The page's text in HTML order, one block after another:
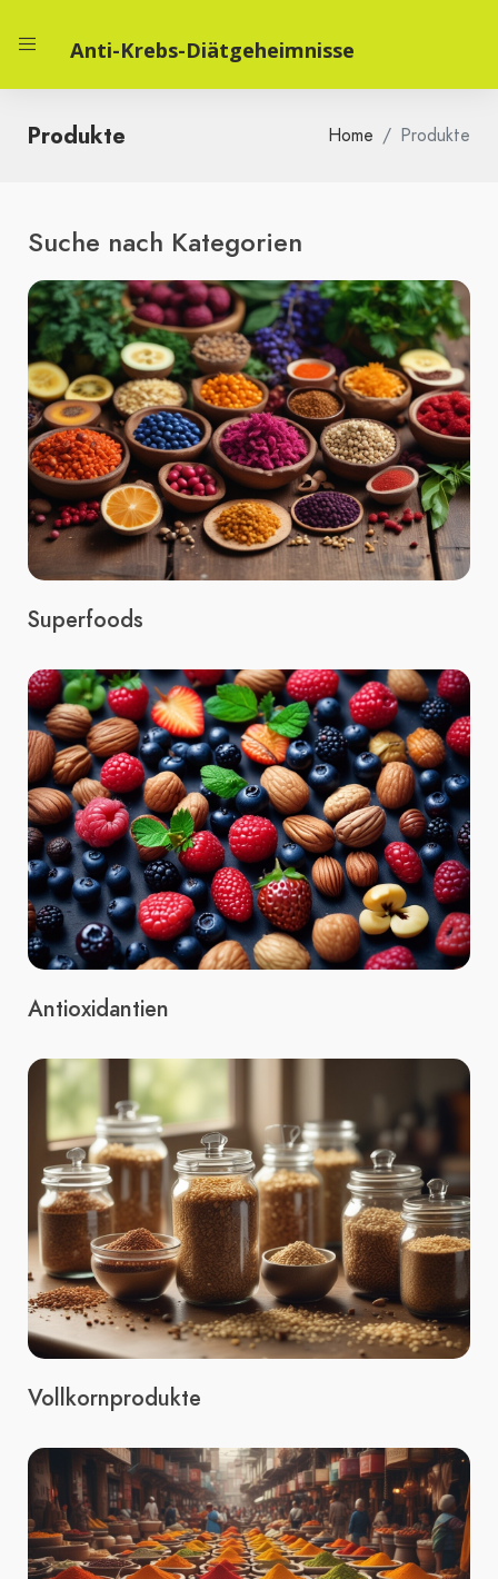
Anti-Krebs-Diätgeheimnisse
Produkte Home Produkte
Suche nach Kategorien
Superfoods
Antioxidantien
Vollkornprodukte